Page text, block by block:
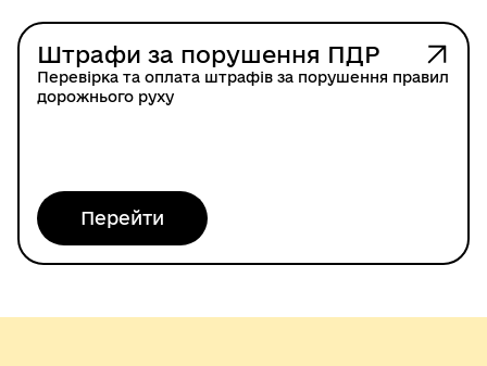
Штрафи за порушення ПДР
Перевірка та оплата штрафів за порушення правил
дорожнього руху
Перейти